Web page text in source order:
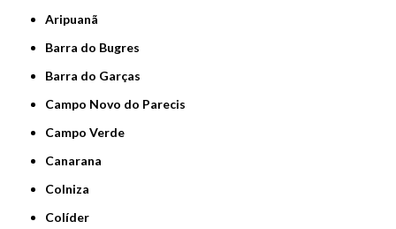
Aripuanã
Barra do Bugres
Barra do Garças
Campo Novo do Parecis
Campo Verde
Canarana
Colniza
Colíder